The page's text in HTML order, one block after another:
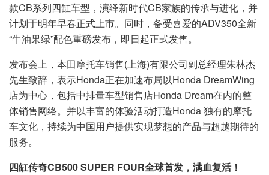
款CB系列四缸车型，演绎新时代CB家族的传承与进化，并
计划于明年早春正式上市。同时，备受喜爱的ADV350全新
“牛油果绿”配色重磅发布，即日起正式发售。
发布会上，本田摩托车销售(上海)有限公司副总经理朱林杰
先生致辞，表示Honda正在加速布局以Honda DreamWing
店为中心，包括中排量车型销售店Honda Dream在内的整
体销售网络。并以丰富的体验活动打造Honda 独有的摩托
车文化，持续为中国用户提供实现梦想的产品与超越期待的
服务。
四缸传奇CB500 SUPER FOUR全球首发，满血复活！